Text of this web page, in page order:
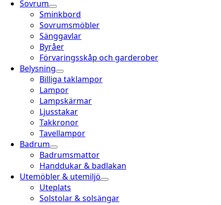
Sovrum
Sminkbord
Sovrumsmöbler
Sänggavlar
Byråer
Förvaringsskåp och garderober
Belysning
Billiga taklampor
Lampor
Lampskärmar
Ljusstakar
Takkronor
Tavellampor
Badrum
Badrumsmattor
Handdukar & badlakan
Utemöbler & utemiljö
Uteplats
Solstolar & solsängar